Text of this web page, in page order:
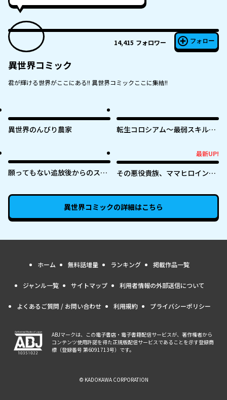
14,415 フォロワー フォロー
異世界コミック
君が輝ける世界がここにある!! 異世界コミックここに集結!!
異世界のんびり農家
転生コロシアム～最弱スキルで
願ってもない追放後からのスロ
り行きで美少女ギャルの師匠に
なったらなぜかめちゃくちゃ懐
最新UP!
その悪役貴族、ママヒロインが
となり不遇な推しキャラ助けま
くる～
異世界コミックの詳細はこちら
ホーム 無料話増量 ランキング 掲載作品一覧
ジャンル一覧 サイトマップ 利用者情報の外部送信について
よくあるご質問 / お問い合わせ 利用規約 プライバシーポリシー
ABJマークは、この電子書店・電子書籍配信サービスが、著作権者から
コンテンツ使用許諾を得た正規版配信サービスであることを示す登録商
標（登録番号 第6091713号）です。
© KADOKAWA CORPORATION